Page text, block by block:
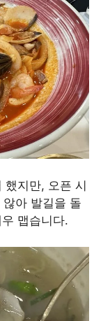
했지만, 오픈 시
아 발길을 돌
맵습니다.